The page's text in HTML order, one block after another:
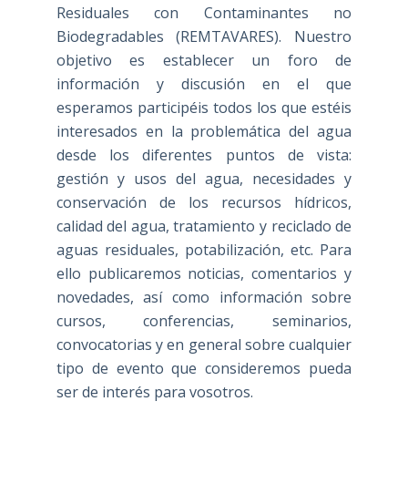
Residuales con Contaminantes no
Biodegradables (REMTAVARES). Nuestro
objetivo es establecer un foro de
información y discusión en el que
esperamos participéis todos los que estéis
interesados en la problemática del agua
desde los diferentes puntos de vista:
gestión y usos del agua, necesidades y
conservación de los recursos hídricos,
calidad del agua, tratamiento y reciclado de
aguas residuales, potabilización, etc. Para
ello publicaremos noticias, comentarios y
novedades, así como información sobre
cursos, conferencias, seminarios,
convocatorias y en general sobre cualquier
tipo de evento que consideremos pueda
ser de interés para vosotros.